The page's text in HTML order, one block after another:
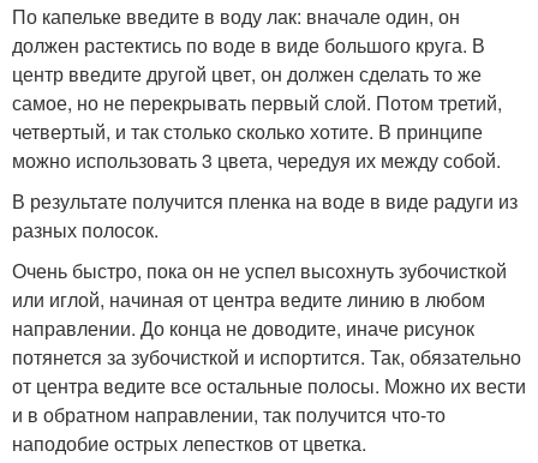
По капельке введите в воду лак: вначале один, он
должен растектись по воде в виде большого круга. В
центр введите другой цвет, он должен сделать то же
самое, но не перекрывать первый слой. Потом третий,
четвертый, и так столько сколько хотите. В принципе
можно использовать 3 цвета, чередуя их между собой.
В результате получится пленка на воде в виде радуги из
разных полосок.
Очень быстро, пока он не успел высохнуть зубочисткой
или иглой, начиная от центра ведите линию в любом
направлении. До конца не доводите, иначе рисунок
потянется за зубочисткой и испортится. Так, обязательно
от центра ведите все остальные полосы. Можно их вести
и в обратном направлении, так получится что-то
наподобие острых лепестков от цветка.